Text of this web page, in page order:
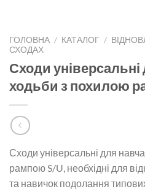
ГОЛОВНА / КАТАЛОГ /
СХОДАХ
Сходи
ходьби з похилою
Сходи універсальні для
рампою S/U, необхідні для
та навичок подолання